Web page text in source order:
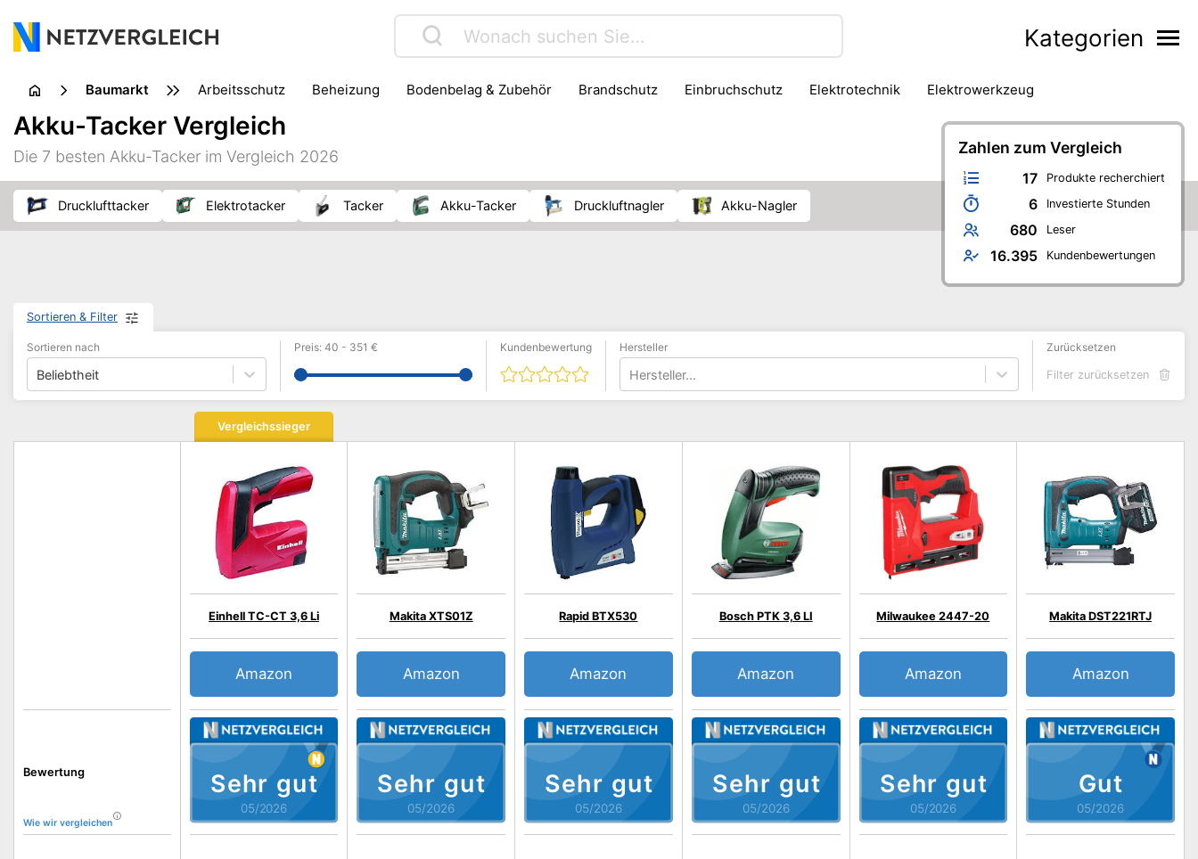
Kategorien
Baumarkt Arbeitsschutz Beheizung Bodenbelag & Zubehör Brandschutz Einbruchschutz Elektrotechnik
Elektrowerkzeug
Farben & Malerbedarf
Löten & Schweißen
Messtechnik
Öfen & Kamine
Reinigungsgerät Sägewerkzeug Schneidwerkzeug
Tackerwerkzeug
Zahlen zum Vergleich
17 Produkte recherchiert
6 Investierte Stunden
680 Leser
16.395 Kundenbewertungen
Akku-Tacker Vergleich
Die 7 besten Akku-Tacker im Vergleich 2026
Drucklufttacker Elektrotacker Tacker Akku-Tacker Druckluftnagler Akku-Nagler
Sortieren & Filter
Sortieren nach
Beliebtheit
Preis: 40 - 351 € Kundenbewertung Hersteller
Hersteller...
Zurücksetzen
Filter zurücksetzen
Bewertung
Wie wir vergleichen
Vergleichssieger
Sehr gut
05/2026
Einhell TC-CT 3,6 Li
Amazon
Sehr gut
05/2026
Makita XTS01Z
Amazon
Sehr gut
05/2026
Rapid BTX530
Amazon
Sehr gut
05/2026
Bosch PTK 3,6 LI
Amazon
Sehr gut
05/2026
Milwaukee 2447-20
Amazon
Gut
05/2026
Makita DST221RTJ
Amazon